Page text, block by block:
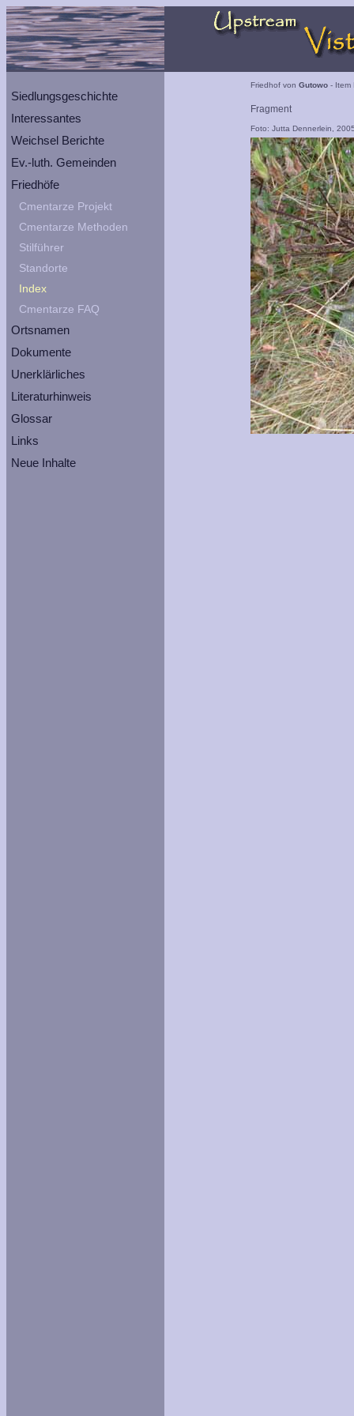
Siedlungsgeschichte
Interessantes
Weichsel Berichte
Ev.-luth. Gemeinden
Friedhöfe
Cmentarze Projekt
Cmentarze Methoden
Stilführer
Standorte
Index
Cmentarze FAQ
Ortsnamen
Dokumente
Unerklärliches
Literaturhinweis
Glossar
Links
Neue Inhalte
Friedhof von Gutowo - Item
Fragment
Foto: Jutta Dennerlein,